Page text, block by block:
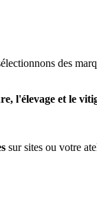
des
l'élevage et le
sur sites ou votre